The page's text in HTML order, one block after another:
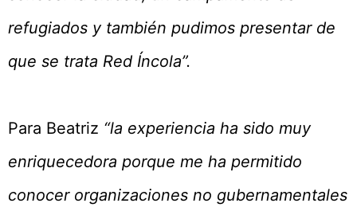
refugiados y también pudimos presentar de
que se trata Red Íncola”.
Para Beatriz “la experiencia ha sido muy
enriquecedora porque me ha permitido
conocer organizaciones no gubernamentales